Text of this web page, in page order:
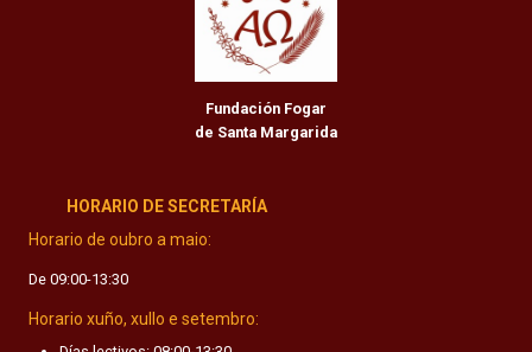
Fundación Fogar
de Santa Margarida
HORARIO DE SECRETARÍA
Horario de oubro a maio:
De 09:00-13:30
Horario xuño, xullo e setembro: